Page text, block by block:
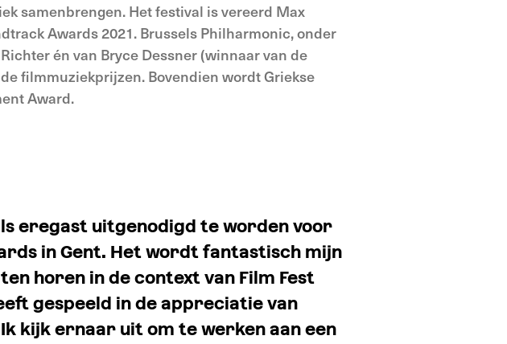
samenbrengen. Het festival is vereerd Max
Awards 2021. Brussels Philharmonic, onder
én van Bryce Dessner (winnaar van de
filmmuziekprijzen. Bovendien wordt Griekse
Award.
eregast uitgenodigd te worden voor
in Gent. Het wordt fantastisch mijn
horen in de context van Film Fest
gespeeld in de appreciatie van
kijk ernaar uit om te werken aan een